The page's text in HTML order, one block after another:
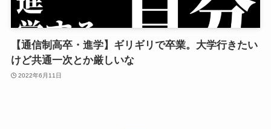
【通信制高卒・進学】ギリギリで卒業。大学行きたい
けど共通一次とか厳しいな
2022年6月11日